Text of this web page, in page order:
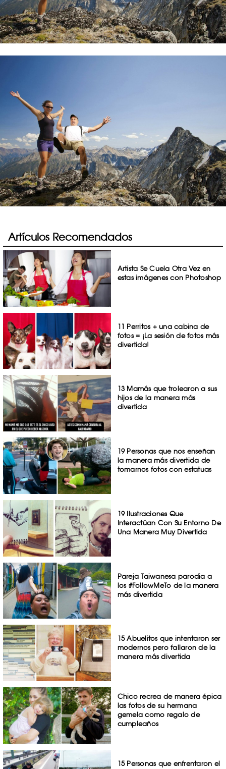
Artículos Recomendados
Artista Se Cuela Otra Vez en
estas imágenes con Photoshop
11 Perritos + una cabina de
fotos = ¡La sesión de fotos más
divertida!
13 Mamás que trolearon a sus
hijos de la manera más
divertida
19 Personas que nos enseñan
la manera más divertida de
tomarnos fotos con estatuas
19 Ilustraciones Que
Interactúan Con Su Entorno De
Una Manera Muy Divertida
Pareja Taiwanesa parodia a
los #FollowMeTo de la manera
más divertida
15 Abuelitos que intentaron ser
modernos pero fallaron de la
manera más divertida
Chico recrea de manera épica
las fotos de su hermana
gemela como regalo de
cumpleaños
15 Personas que enfrentaron el